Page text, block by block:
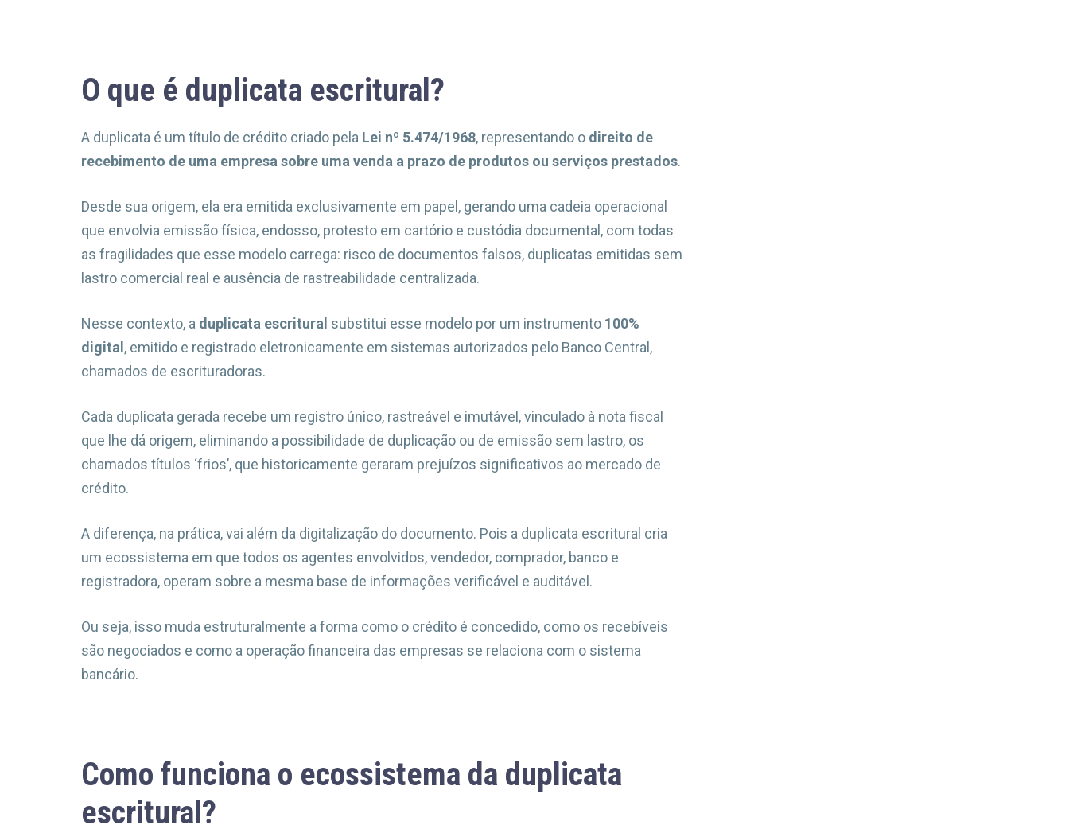
O que é duplicata escritural?
A duplicata é um título de crédito criado pela Lei nº 5.474/1968, representando o direito de
recebimento de uma empresa sobre uma venda a prazo de produtos ou serviços prestados.
Desde sua origem, ela era emitida exclusivamente em papel, gerando uma cadeia operacional
que envolvia emissão física, endosso, protesto em cartório e custódia documental, com todas
as fragilidades que esse modelo carrega: risco de documentos falsos, duplicatas emitidas sem
lastro comercial real e ausência de rastreabilidade centralizada.
Nesse contexto, a duplicata escritural substitui esse modelo por um instrumento 100%
digital , emitido e registrado eletronicamente em sistemas autorizados pelo Banco Central,
chamados de escrituradoras.
Cada duplicata gerada recebe um registro único, rastreável e imutável, vinculado à nota fiscal
que lhe dá origem, eliminando a possibilidade de duplicação ou de emissão sem lastro, os
chamados títulos ‘frios’, que historicamente geraram prejuízos significativos ao mercado de
crédito.
A diferença, na prática, vai além da digitalização do documento. Pois a duplicata escritural cria
um ecossistema em que todos os agentes envolvidos, vendedor, comprador, banco e
registradora, operam sobre a mesma base de informações verificável e auditável.
Ou seja, isso muda estruturalmente a forma como o crédito é concedido, como os recebíveis
são negociados e como a operação financeira das empresas se relaciona com o sistema
bancário.
Como funciona o ecossistema da duplicata
escritural?